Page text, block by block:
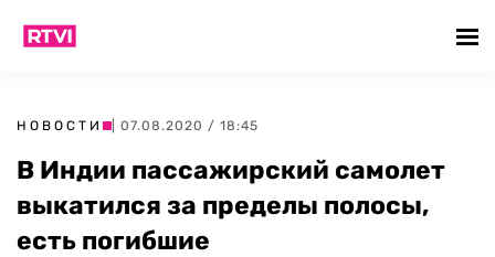
НОВОСТИ | 07.08.2020 / 18:45
В Индии пассажирский самолет
выкатился за пределы полосы,
есть погибшие